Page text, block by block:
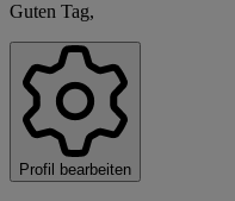
Guten Tag,
Profil bearbeiten